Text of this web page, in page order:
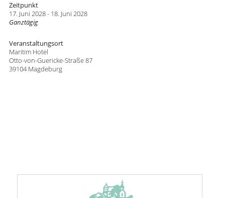
Zeitpunkt
17. Juni 2028 - 18. Juni 2028
Ganztägig
Veranstaltungsort
Maritim Hotel
Otto-von-Guericke-Straße 87
39104 Magdeburg